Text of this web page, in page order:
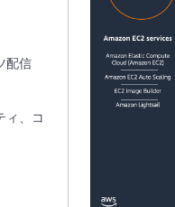
配信
ィ、コ